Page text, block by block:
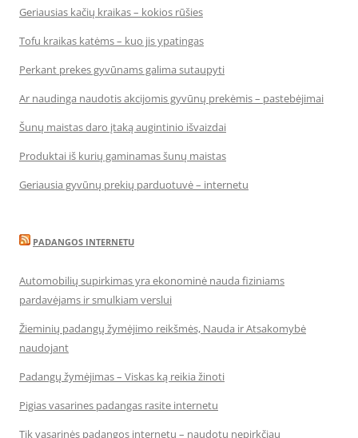
Geriausias kačių kraikas – kokios rūšies
Tofu kraikas katėms – kuo jis ypatingas
Perkant prekes gyvūnams galima sutaupyti
Ar naudinga naudotis akcijomis gyvūnų prekėmis – pastebėjimai
Šunų maistas daro įtaką augintinio išvaizdai
Produktai iš kurių gaminamas šunų maistas
Geriausia gyvūnų prekių parduotuvė – internetu
PADANGOS INTERNETU
Automobilių supirkimas yra ekonominė nauda fiziniams
pardavėjams ir smulkiam verslui
Žieminių padangų žymėjimo reikšmės, Nauda ir Atsakomybė
naudojant
Padangų žymėjimas – Viskas ką reikia žinoti
Pigias vasarines padangas rasite internetu
Tik vasarinės padangos internetu – naudotų nepirkčiau